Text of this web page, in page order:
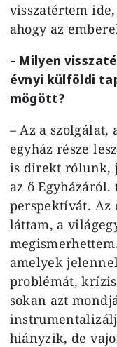
visszatértem ide,
ahogy az
– Milyen
évnyi külföldi
mögött?
– Az a
egyház része
is direkt rólunk,
az ő
perspektívát.
láttam, a
amelyek
problémát,
sokan azt
hiányzik, de